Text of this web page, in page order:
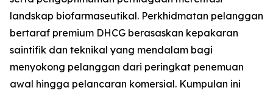
landskap biofarmaseutikal. Perkhidmatan pelanggan
bertaraf premium DHCG berasaskan kepakaran
saintifik dan teknikal yang mendalam bagi
menyokong pelanggan dari peringkat penemuan
awal hingga pelancaran komersial. Kumpulan ini